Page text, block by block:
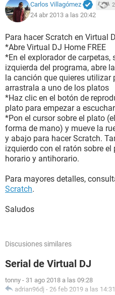
Carlos Villagómez
24 abr 2013 a las 20:42
Para hacer Scratch en Virtual
*Abre Virtual DJ Home FREE
*En el explorador de
izquierda del programa, abre
la canción que quieres utilizar
arrastrala a uno de los platos
*Haz clic en el botón de
plato para empezar a
*Pon el cursor sobre el plato
forma de mano) y mueve la
y abajo para hacer Scratch.
izquierdo con el ratón sobre
horario y antihorario.
Para mayores detalles,
Scratch.
Saludos
Discusiones similares
Serial de Virtual DJ
tonny - 31 ago 2018 a las 09:28
adrian96dj - 26 feb 2019 a las 14:31